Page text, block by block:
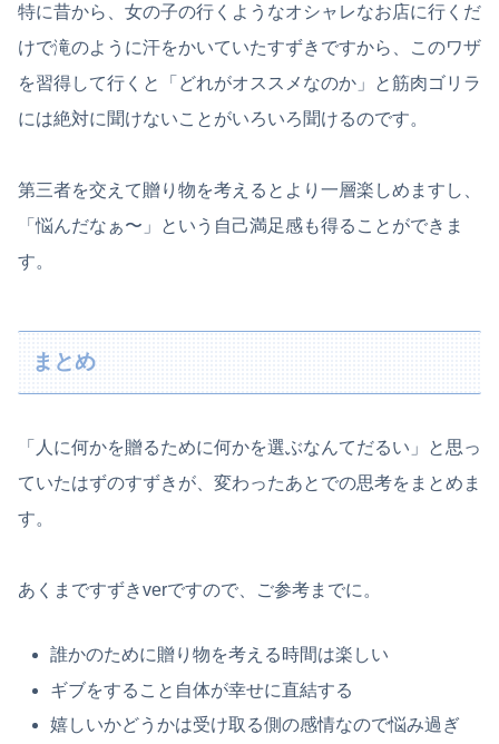
特に昔から、女の子の行くようなオシャレなお店に行くだ
けで滝のように汗をかいていたすずきですから、このワザ
を習得して行くと「どれがオススメなのか」と筋肉ゴリラ
には絶対に聞けないことがいろいろ聞けるのです。
第三者を交えて贈り物を考えるとより一層楽しめますし、
「悩んだなぁ〜」という自己満足感も得ることができま
す。
まとめ
「人に何かを贈るために何かを選ぶなんてだるい」と思っ
ていたはずのすずきが、変わったあとでの思考をまとめま
す。
あくまですずきverですので、ご参考までに。
誰かのために贈り物を考える時間は楽しい
ギブをすること自体が幸せに直結する
嬉しいかどうかは受け取る側の感情なので悩み過ぎ